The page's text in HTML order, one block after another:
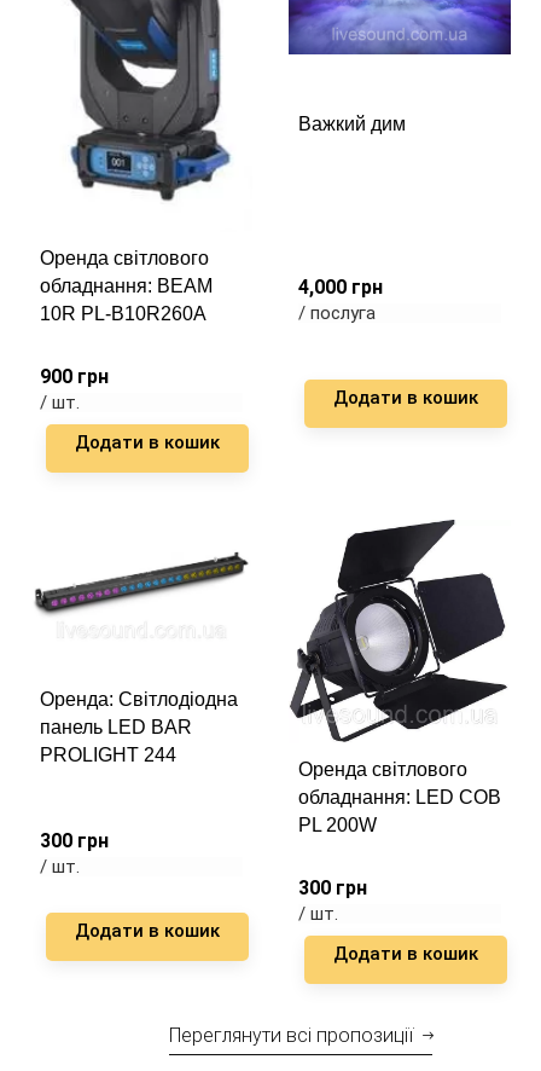
Оренда світлового
обладнання: BEAM
10R PL-B10R260A
900 грн
/ шт.
Додати в кошик
Важкий дим
4,000 грн
/ послуга
Додати в кошик
Оренда: Світлодіодна
панель LED BAR
PROLIGHT 244
300 грн
/ шт.
Додати в кошик
Оренда світлового
обладнання: LED COB
PL 200W
300 грн
/ шт.
Додати в кошик
Переглянути всі пропозиції